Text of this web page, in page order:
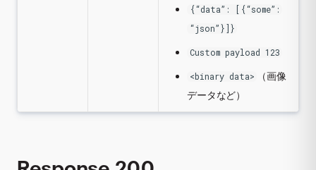
{“data”: [{“some”:
“json”}]}
Custom payload 123
<binary data>
（画像
データなど）